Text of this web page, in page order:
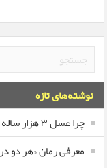
نوشته‌های تازه
چرا عسل ۳ هزار ساله‌ مصری هنوز قابل خوردن است؟
معرفی رمان «هر دو